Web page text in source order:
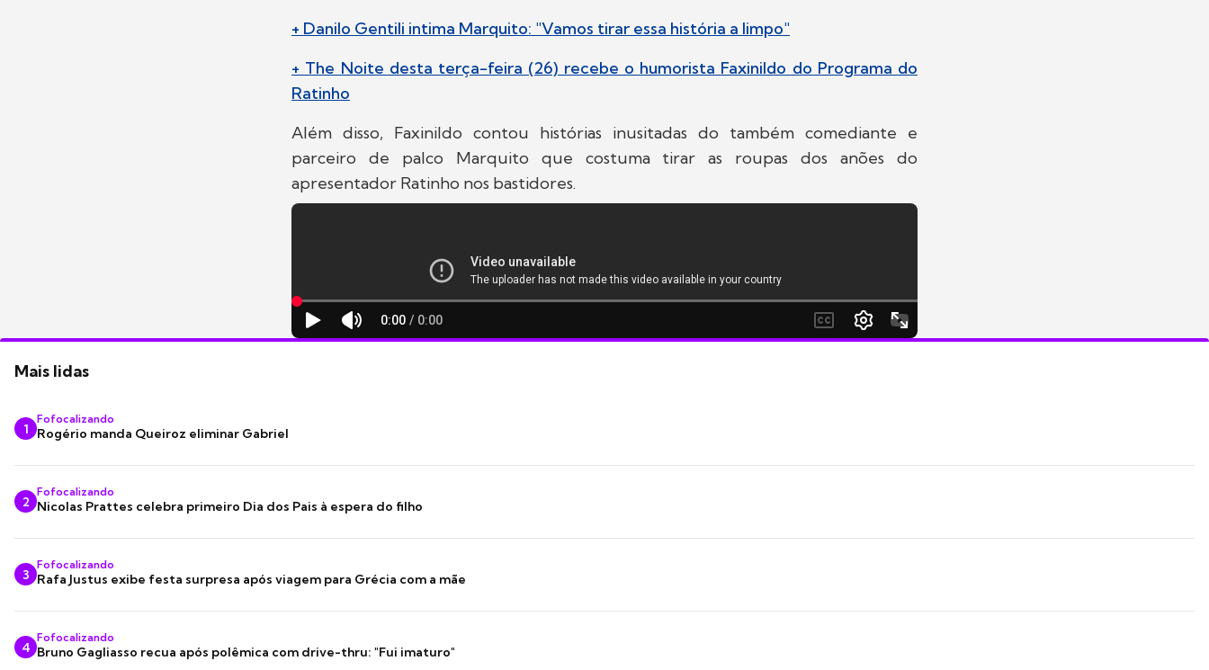
+ Danilo Gentili intima Marquito: "Vamos tirar essa história a limpo"
+ The Noite desta terça-feira (26) recebe o humorista Faxinildo do Programa do
Ratinho
Além disso, Faxinildo contou histórias inusitadas do também comediante e
parceiro de palco Marquito que costuma tirar as roupas dos anões do
apresentador Ratinho nos bastidores.
Mais lidas
1
Fofocalizando
Rogério manda Queiroz eliminar Gabriel
2
Fofocalizando
Nicolas Prattes celebra primeiro Dia dos Pais à espera do filho
3
Fofocalizando
Rafa Justus exibe festa surpresa após viagem para Grécia com a mãe
4
Fofocalizando
Bruno Gagliasso recua após polêmica com drive-thru: "Fui imaturo"